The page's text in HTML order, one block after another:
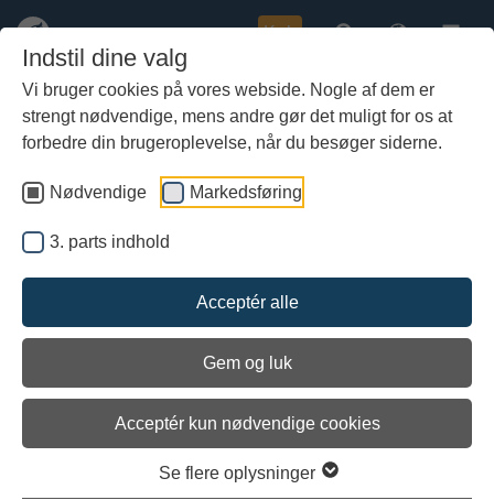
Indstil dine valg
Vi bruger cookies på vores webside. Nogle af dem er
strengt nødvendige, mens andre gør det muligt for os at
forbedre din brugeroplevelse, når du besøger siderne.
Nødvendige Markedsføring
3. parts indhold
Acceptér alle
Gem og luk
Acceptér kun nødvendige cookies
Se flere oplysninger
indhold
Køb
1. august: Helge har fundet sin
faste plads (kopi 1)